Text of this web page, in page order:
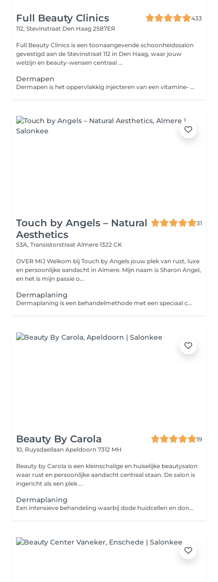
Full Beauty Clinics
433
112, Stevinstraat Den Haag 2587ER
Full Beauty Clinics is een toonaangevende schoonheidssalon
gevestigd aan de Stevinstraat 112 in Den Haag, waar jouw
welzijn en beauty-wensen centraal ...
Dermapen
Dermapen is het oppervlakkig injecteren van een vitamine- en mineralencomplex dat de werking van fibroblasten stimuleert gebruikt. Fibroblasten zorgen ervoor dat de huid collageen aanmaakt en de elasticiteit verbetert. Het aanwezige hyaluronzuur herstelt de vochtbalans in de huid. De dermapen werkt doormiddel van 5 of 9 kleine micronaaldjes tegelijk en vult de huid met hyaluronic acid, vitamine B3, aminozuur of andere boosters. Maak een keus uit de verschillende boosters of laat onze arts u adviseren: Aqua Stem Cell Culture Ampoules, AC Stem Cell Gold Ampoules, Peptide Gold Ampoules, Salmon DNA Gold Ampoules, Whitening & Wrinkle Stem Cell Culture Ampoules.
Touch by Angels – Natural
Aesthetics
31
53A, Transistorstraat Almere 1322 CK
OVER MIJ Welkom bij Touch by Angels jouw plek van rust, luxe
en persoonlijke aandacht in Almere. Mijn naam is Sharon Angel,
en het is mijn passie o...
Dermaplaning
Dermaplaning is een behandelmethode met een speciaal chirurgisch mesje voor het verwijderen van donshaartjes en dode huidcellen.
Beauty By Carola
19
10, Ruysdaellaan Apeldoorn 7312 MH
Beauty by Carola is een kleinschalige en huiselijke beautysalon
waar rust en persoonlijke aandacht centraal staan. De salon is
ingericht als een plek ...
Dermaplaning
Een intensieve behandeling waarbij dode huidcellen en donshaartjes voorzichtig worden verwijderd. De huid wordt direct gladder, zachter en frisser, met een prachtige glow. Werkstoffen worden na de behandeling optimaal opgenomen. Geschikt voor: doffe huid, verdikte hoornlaag, oppervlakkige littekens, pigmentvlekjes en donshaartjes